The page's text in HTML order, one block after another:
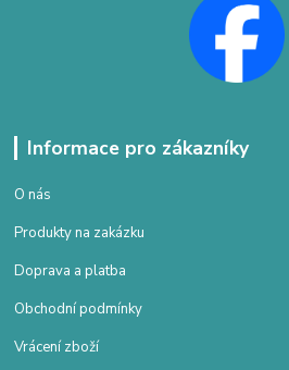
Informace pro zákazníky
O nás
Produkty na zakázku
Doprava a platba
Obchodní podmínky
Vrácení zboží